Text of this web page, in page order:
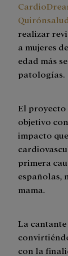
Quirónsalud
realizar
a mujeres
edad más
patologías.
El proyecto
objetivo
impacto
primera
españolas,
mama.
La cantante
con la